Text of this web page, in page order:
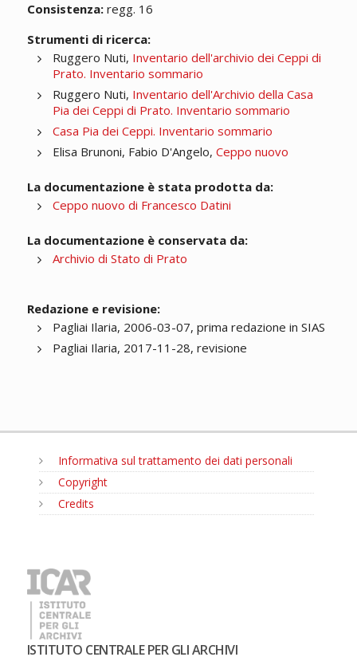
Consistenza:regg. 16
Strumenti di ricerca:
Ruggero Nuti, Inventario dell'archivio dei Ceppi di
Prato. Inventario sommario
Ruggero Nuti, Inventario dell'Archivio della Casa
Pia dei Ceppi di Prato. Inventario sommario
Casa Pia dei Ceppi. Inventario sommario
Elisa Brunoni, Fabio D'Angelo, Ceppo nuovo
La documentazione è stata prodotta da:
Ceppo nuovo di Francesco Datini
La documentazione è conservata da:
Archivio di Stato di Prato
Redazione e revisione:
Pagliai Ilaria, 2006-03-07, prima redazione in SIAS
Pagliai Ilaria, 2017-11-28, revisione
Informativa sul trattamento dei dati personali
Copyright
Credits
ISTITUTO CENTRALE PER GLI ARCHIVI